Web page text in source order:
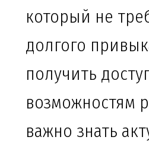
который не
долгого
получить
возможностям
важно знать